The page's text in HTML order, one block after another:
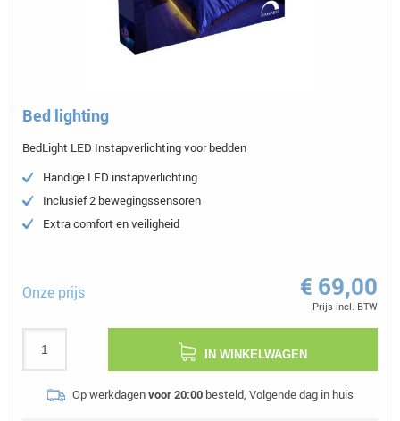
Bed lighting
BedLight LED Instapverlichting voor bedden
Handige LED instapverlichting
Inclusief 2 bewegingssensoren
Extra comfort en veiligheid
Onze prijs € 69,00
Prijs incl. BTW
IN WINKELWAGEN
Op werkdagenvoor 20:00besteld, Volgende dag in huis